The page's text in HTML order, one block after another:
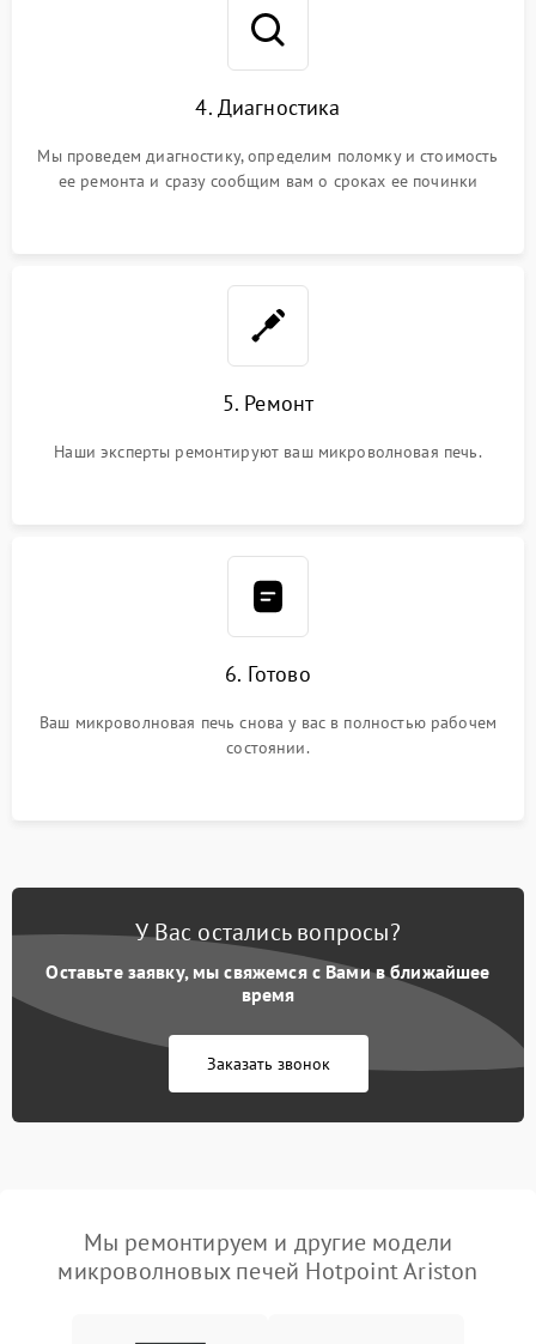
4. Диагностика
Мы проведем диагностику, определим поломку и стоимость
ее ремонта и сразу сообщим вам о сроках ее починки
5. Ремонт
Наши эксперты ремонтируют ваш микроволновая печь.
6. Готово
Ваш микроволновая печь снова у вас в полностью рабочем
состоянии.
У Вас остались вопросы?
Оставьте заявку, мы свяжемся с Вами в ближайшее
время
Заказать звонок
Мы ремонтируем и другие модели
микроволновых печей Hotpoint Ariston